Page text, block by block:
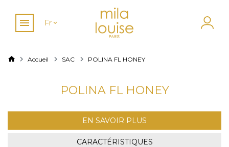
Fr
Accueil SAC POLINA FL HONEY
POLINA FL HONEY
EN SAVOIR PLUS
CARACTÉRISTIQUES